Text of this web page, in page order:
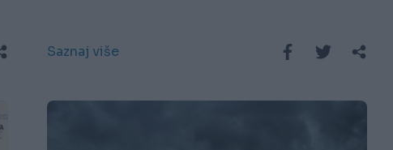
Saznaj više